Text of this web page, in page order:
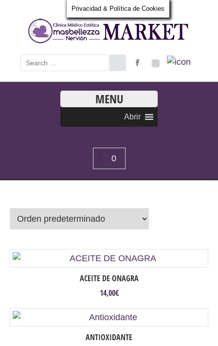
MENU
Abrir
0
ACEITE DE ONAGRA
14,00€
ANTIOXIDANTE
Privacidad & Política de Cookies